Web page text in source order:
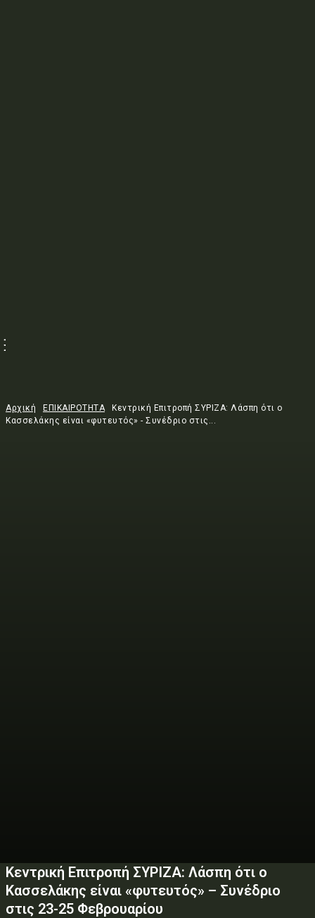
Αρχική ΕΠΙΚΑΙΡΟΤΗΤΑ
Κεντρική Επιτροπή ΣΥΡΙΖΑ: Λάσπη ότι ο
Κασσελάκης είναι «φυτευτός» - Συνέδριο στις...
Κεντρική Επιτροπή ΣΥΡΙΖΑ: Λάσπη ότι ο
Κασσελάκης είναι «φυτευτός» – Συνέδριο
στις 23-25 Φεβρουαρίου